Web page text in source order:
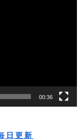
00:36
更新